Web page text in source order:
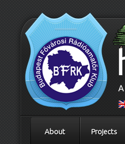
About Projects